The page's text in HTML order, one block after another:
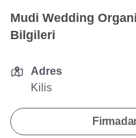
Mudi Wedding
Bilgileri
Adres
Kilis